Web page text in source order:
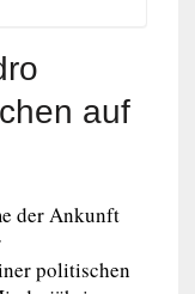
auf
der Ankunft
politischen